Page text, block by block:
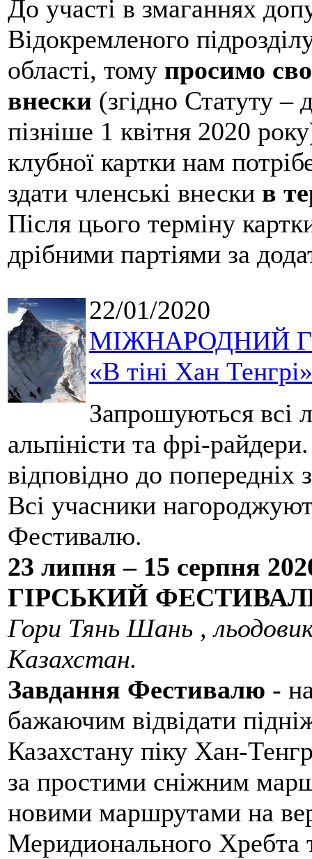
До участі в змаганнях
Відокремленого
області, тому просимо
внески (згідно Статуту –
пізніше 1 квітня 2020
клубної картки нам
здати членські внески в
Після цього терміну
дрібними партіями за
22/01/2020
МІЖНАРОДНИЙ
«В тіні Хан Тенгрі»
Запрошуються всі
альпіністи та фрі-
відповідно до попередніх
Всі учасники
Фестивалю.
23 липня – 15 серпня
ГІРСЬКИЙ ФЕСТИВАЛЬ
Гори Тянь Шань ,
Казахстан.
Завдання Фестивалю -
бажаючим відвідати
Казахстану піку Хан-
за простими сніжним
новими маршрутами на
Меридионального Хребта